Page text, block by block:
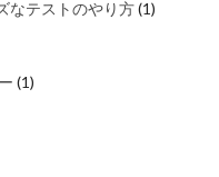
なテストのやり方(1)
(1)